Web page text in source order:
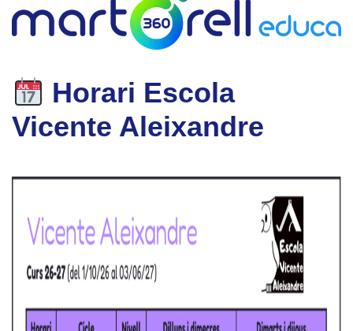
Horari Escola
Vicente Aleixandre